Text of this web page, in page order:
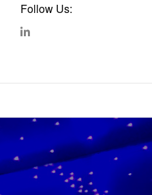
Follow Us: